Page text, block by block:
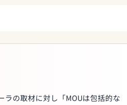
の取材に対し「MOUは包括的な